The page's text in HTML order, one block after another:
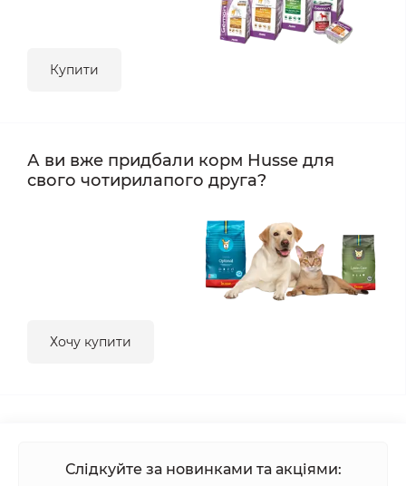
Купити
А ви вже придбали корм Husse для
свого чотирилапого друга?
Хочу купити
Слідкуйте за новинками та акціями: